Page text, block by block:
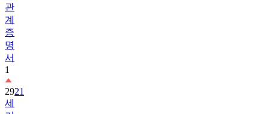
관
계
증
명
서
1
2921
세